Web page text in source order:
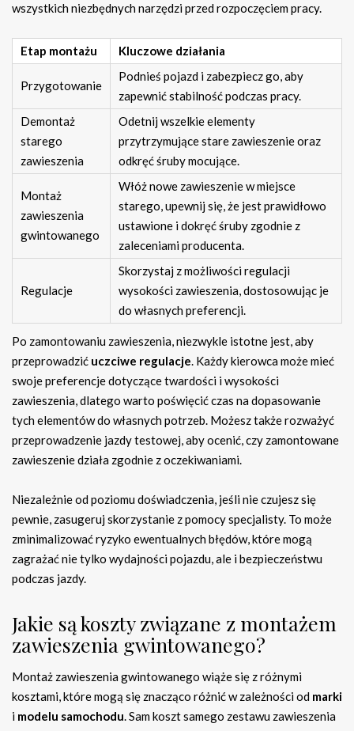
wszystkich niezbędnych narzędzi przed rozpoczęciem pracy.
Etap montażu Kluczowe działania
Przygotowanie
Podnieś pojazd i zabezpiecz go, aby
zapewnić stabilność podczas pracy.
Demontaż
starego
zawieszenia
Odetnij wszelkie elementy
przytrzymujące stare zawieszenie oraz
odkręć śruby mocujące.
Montaż
zawieszenia
gwintowanego
Włóż nowe zawieszenie w miejsce
starego, upewnij się, że jest prawidłowo
ustawione i dokręć śruby zgodnie z
zaleceniami producenta.
Regulacje
Skorzystaj z możliwości regulacji
wysokości zawieszenia, dostosowując je
do własnych preferencji.
Po zamontowaniu zawieszenia, niezwykle istotne jest, aby
przeprowadzić uczciwe regulacje. Każdy kierowca może mieć
swoje preferencje dotyczące twardości i wysokości
zawieszenia, dlatego warto poświęcić czas na dopasowanie
tych elementów do własnych potrzeb. Możesz także rozważyć
przeprowadzenie jazdy testowej, aby ocenić, czy zamontowane
zawieszenie działa zgodnie z oczekiwaniami.
Niezależnie od poziomu doświadczenia, jeśli nie czujesz się
pewnie, zasugeruj skorzystanie z pomocy specjalisty. To może
zminimalizować ryzyko ewentualnych błędów, które mogą
zagrażać nie tylko wydajności pojazdu, ale i bezpieczeństwu
podczas jazdy.
Jakie są koszty związane z montażem
zawieszenia gwintowanego?
Montaż zawieszenia gwintowanego wiąże się z różnymi
kosztami, które mogą się znacząco różnić w zależności od marki
i modelu samochodu. Sam koszt samego zestawu zawieszenia